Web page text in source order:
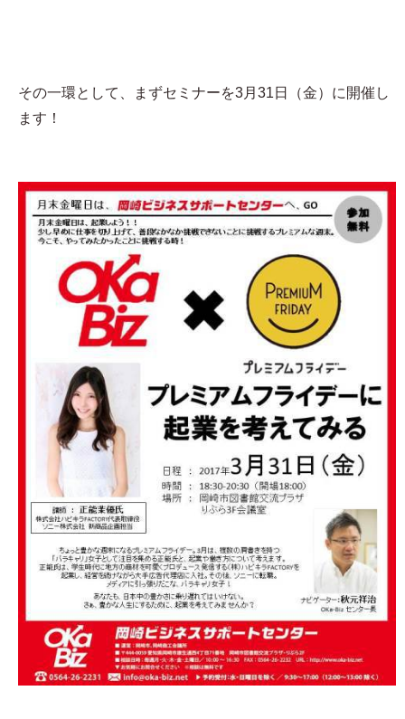
その一環として、まずセミナーを3月31日（金）に開催し
ます！